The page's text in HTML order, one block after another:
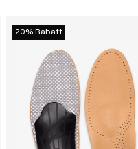
20% Rabatt